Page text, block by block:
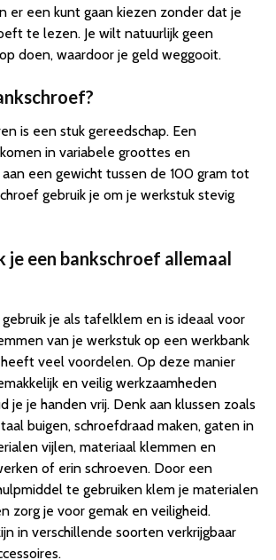
er een kunt gaan kiezen zonder dat je
te lezen. Je wilt natuurlijk geen
doen, waardoor je geld weggooit.
is een stuk gereedschap. Een
in variabele groottes en
een gewicht tussen de 100 gram tot
gebruik je om je werkstuk stevig
je een bankschroef allemaal
je als tafelklem en is ideaal voor
van je werkstuk op een werkbank
veel voordelen. Op deze manier
en veilig werkzaamheden
je je handen vrij. Denk aan klussen zoals
buigen, schroefdraad maken, gaten in
vijlen, materiaal klemmen en
of erin schroeven. Door een
te gebruiken klem je materialen
zorg je voor gemak en veiligheid.
in verschillende soorten verkrijgbaar